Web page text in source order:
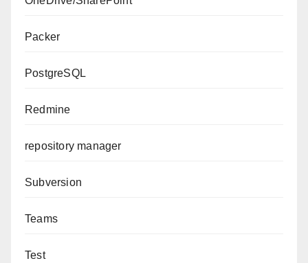
Packer
PostgreSQL
Redmine
repository manager
Subversion
Teams
Test